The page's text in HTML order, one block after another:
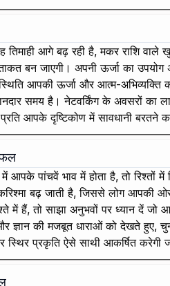
आगे बढ़ रही है, मकर राशि वाले
बन जाएगी। अपनी ऊर्जा का
आपकी ऊर्जा और आत्म-
समय है। नेटवर्किंग के अवसरों का
आपके दृष्टिकोण में सावधानी बरतने
आपके पांचवें भाव में होता है, तो रिश्तों
बढ़ जाती है, जिससे लोग आपकी
में हैं, तो साझा अनुभवों पर ध्यान दें
ज्ञान की मजबूत धाराओं को देखते हुए,
प्रकृति ऐसे साथी आकर्षित करेगी